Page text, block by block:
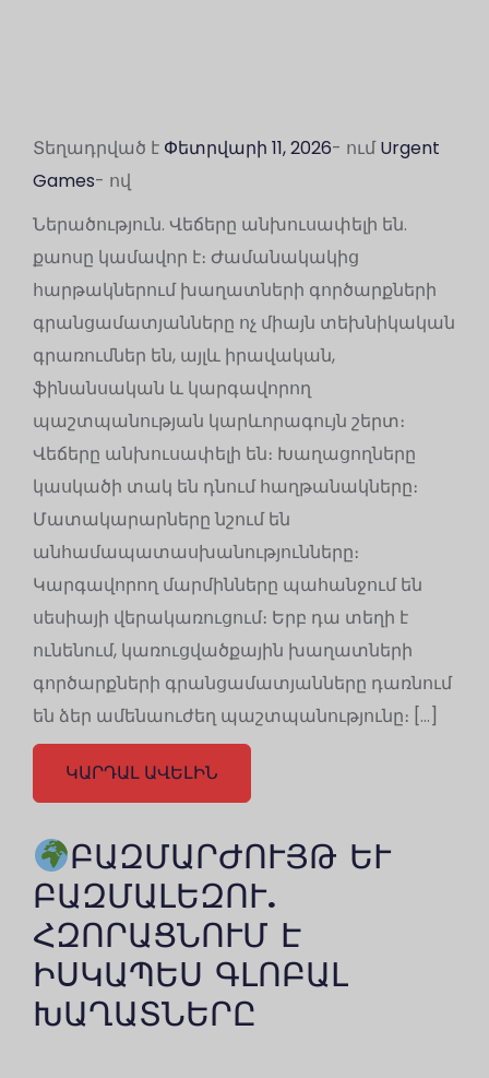
Տեղադրված է Փետրվարի 11, 2026- ում Urgent
Games- ով
Ներածություն. Վեճերը անխուսափելի են.
քաոսը կամավոր է։ Ժամանակակից
հարթակներում խաղատների գործարքների
գրանցամատյանները ոչ միայն տեխնիկական
գրառումներ են, այլև իրավական,
ֆինանսական և կարգավորող
պաշտպանության կարևորագույն շերտ։
Վեճերը անխուսափելի են։ Խաղացողները
կասկածի տակ են դնում հաղթանակները։
Մատակարարները նշում են
անհամապատասխանությունները։
Կարգավորող մարմինները պահանջում են
սեսիայի վերակառուցում։ Երբ դա տեղի է
ունենում, կառուցվածքային խաղատների
գործարքների գրանցամատյանները դառնում
են ձեր ամենաուժեղ պաշտպանությունը։ […]
ԿԱՐԴԱԼ ԱՎԵԼԻՆ
ԲԱԶՄԱՐԺՈՒՅԹ ԵՒ Բ
ԱԶՄԱԼԵԶՈՒ. Հ
ԶՈՐԱՑՆՈՒՄ Է Ի
ՍԿԱՊԵՍ ԳԼՈԲԱԼ Խ
ԱՂԱՏՆԵՐԸ